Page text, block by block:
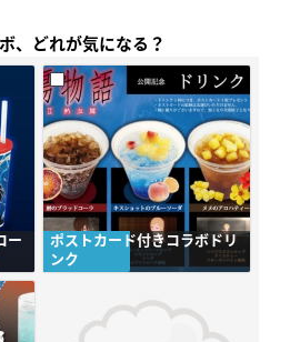
、どれが気になる？
ー
ポストカード付きコラボドリ
ンク